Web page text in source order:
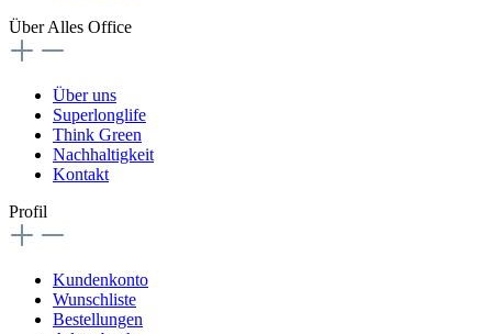
Über Alles Office
Über uns
Superlonglife
Think Green
Nachhaltigkeit
Kontakt
Profil
Kundenkonto
Wunschliste
Bestellungen